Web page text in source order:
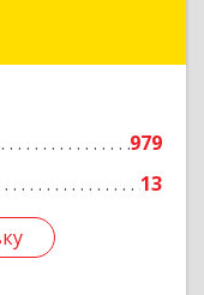
979
13
г, Марата